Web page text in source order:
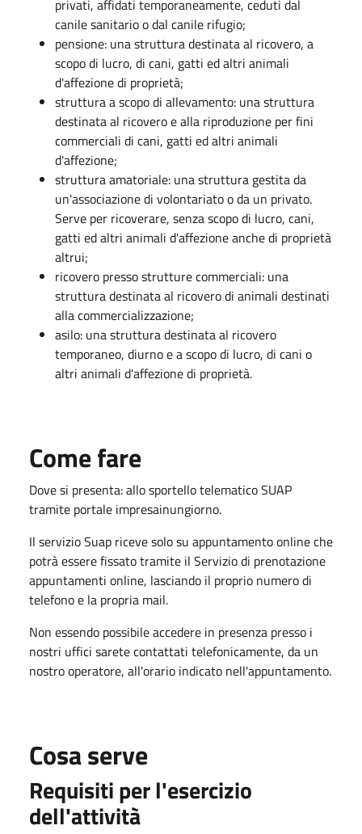
privati, affidati temporaneamente, ceduti dal
canile sanitario o dal canile rifugio;
pensione: una struttura destinata al ricovero, a
scopo di lucro, di cani, gatti ed altri animali
d'affezione di proprietà;
struttura a scopo di allevamento: una struttura
destinata al ricovero e alla riproduzione per fini
commerciali di cani, gatti ed altri animali
d'affezione;
struttura amatoriale: una struttura gestita da
un'associazione di volontariato o da un privato.
Serve per ricoverare, senza scopo di lucro, cani,
gatti ed altri animali d'affezione anche di proprietà
altrui;
ricovero presso strutture commerciali: una
struttura destinata al ricovero di animali destinati
alla commercializzazione;
asilo: una struttura destinata al ricovero
temporaneo, diurno e a scopo di lucro, di cani o
altri animali d'affezione di proprietà.
Come fare
Dove si presenta: allo sportello telematico SUAP
tramite portale impresainungiorno.
Il servizio Suap riceve solo su appuntamento online che
potrà essere fissato tramite il Servizio di prenotazione
appuntamenti online, lasciando il proprio numero di
telefono e la propria mail.
Non essendo possibile accedere in presenza presso i
nostri uffici sarete contattati telefonicamente, da un
nostro operatore, all'orario indicato nell'appuntamento.
Cosa serve
Requisiti per l'esercizio
dell'attività